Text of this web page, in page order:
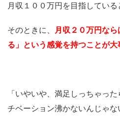
月収１００万円を目指している
そのときに、 月収２０万円な
る」という感覚を持つことが大
「いやいや、満足しっちゃっ
チベーション沸かないんじゃな